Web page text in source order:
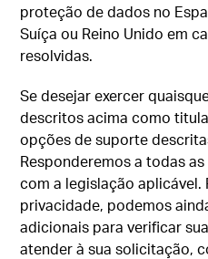
proteção de dados no
Suíça ou Reino Unido em
resolvidas.
Se desejar exercer
descritos acima como
opções de suporte
Responderemos a todas
com a legislação aplicável.
privacidade, podemos
adicionais para verificar
atender à sua solicitação,